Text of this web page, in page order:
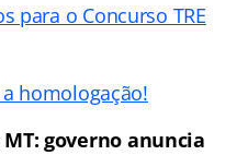
para o Concurso TRE
homologação!
governo anuncia